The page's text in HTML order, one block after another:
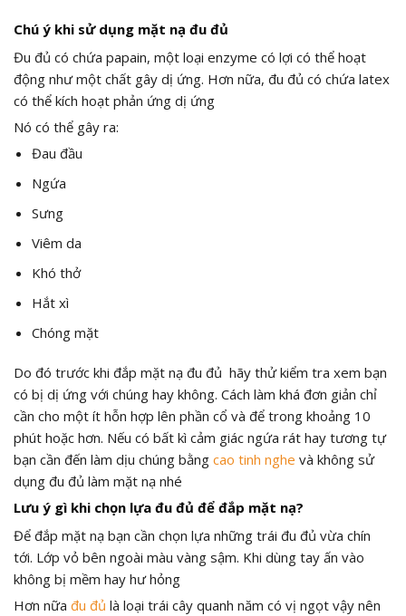
Chú ý khi sử dụng mặt nạ đu đủ
Đu đủ có chứa papain, một loại enzyme có lợi có thể hoạt
động như một chất gây dị ứng. Hơn nữa, đu đủ có chứa latex
có thể kích hoạt phản ứng dị ứng
Nó có thể gây ra:
Đau đầu
Ngứa
Sưng
Viêm da
Khó thở
Hắt xì
Chóng mặt
Do đó trước khi đắp mặt nạ đu đủ hãy thử kiểm tra xem bạn
có bị dị ứng với chúng hay không. Cách làm khá đơn giản chỉ
cần cho một ít hỗn hợp lên phần cổ và để trong khoảng 10
phút hoặc hơn. Nếu có bất kì cảm giác ngứa rát hay tương tự
bạn cần đến làm dịu chúng bằng cao tinh nghe và không sử
dụng đu đủ làm mặt nạ nhé
Lưu ý gì khi chọn lựa đu đủ để đắp mặt nạ?
Để đắp mặt nạ bạn cần chọn lựa những trái đu đủ vừa chín
tới. Lớp vỏ bên ngoài màu vàng sậm. Khi dùng tay ấn vào
không bị mềm hay hư hỏng
Hơn nữa đu đủ là loại trái cây quanh năm có vị ngọt vậy nên